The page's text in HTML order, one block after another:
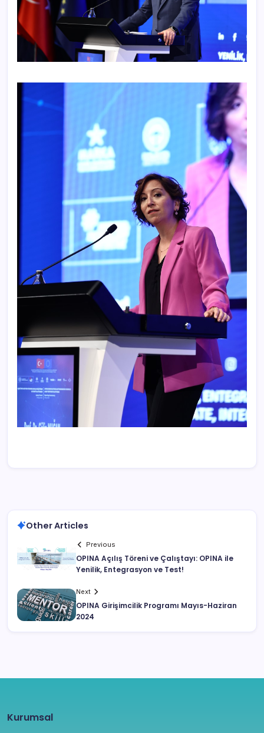
Other Articles
Previous
OPINA Açılış Töreni ve Çalıştayı: OPINA ile
Yenilik, Entegrasyon ve Test!
Next
OPINA Girişimcilik Programı Mayıs-Haziran
2024
Kurumsal